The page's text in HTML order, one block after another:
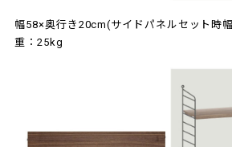
幅58×奥行き20cm(サイドパネルセット時
重：25kg